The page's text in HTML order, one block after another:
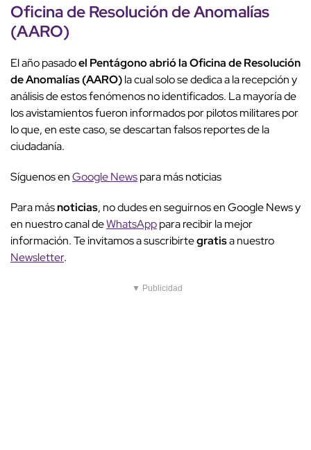
Oficina de Resolución de Anomalías
(AARO)
El año pasadoel Pentágono abrió la Oficina de Resolución
de Anomalías (AARO)la cual solo se dedica a la recepción y
análisis de estos fenómenos no identificados. La mayoría de
los avistamientos fueron informados por pilotos militares por
lo que, en este caso, se descartan falsos reportes de la
ciudadanía.
Síguenos enGoogle Newspara más noticias
Para másnoticias, no dudes en seguirnos en Google News y
en nuestro canal deWhatsApppara recibir la mejor
información. Te invitamos a suscribirtegratisa nuestro
Newsletter.
▼ Publicidad